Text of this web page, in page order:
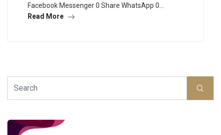
Facebook Messenger 0 Share WhatsApp 0…
Read More